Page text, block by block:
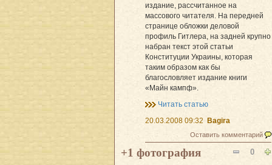
издание, рассчитанное на
массового читателя. На передней
странице обложки деловой
профиль Гитлера, на задней крупно
набран текст этой статьи
Конституции Украины, которая
таким образом как бы
благословляет издание книги
«Майн кампф».
Читать статью
20.03.2008 09:32 Bagira
Оставить комментарий
0
+1 фотография